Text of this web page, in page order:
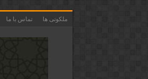
ملکوتی ها تماس با ما